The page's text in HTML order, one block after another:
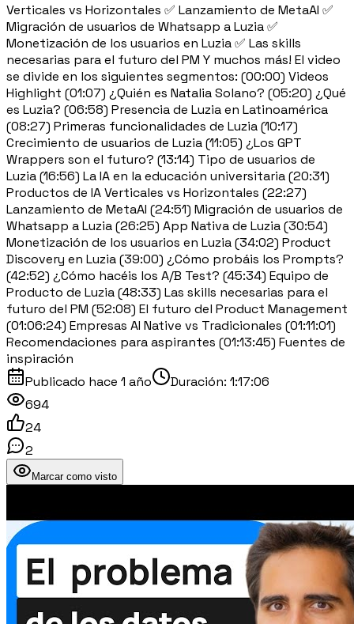
Verticales vs Horizontales ✅ Lanzamiento de MetaAI ✅
Migración de usuarios de Whatsapp a Luzia ✅
Monetización de los usuarios en Luzia ✅ Las skills
necesarias para el futuro del PM Y muchos más! El video
se divide en los siguientes segmentos: (00:00) Videos
Highlight (01:07) ¿Quién es Natalia Solano? (05:20) ¿Qué
es Luzia? (06:58) Presencia de Luzia en Latinoamérica
(08:27) Primeras funcionalidades de Luzia (10:17)
Crecimiento de usuarios de Luzia (11:05) ¿Los GPT
Wrappers son el futuro? (13:14) Tipo de usuarios de
Luzia (16:56) La IA en la educación universitaria (20:31)
Productos de IA Verticales vs Horizontales (22:27)
Lanzamiento de MetaAI (24:51) Migración de usuarios de
Whatsapp a Luzia (26:25) App Nativa de Luzia (30:54)
Monetización de los usuarios en Luzia (34:02) Product
Discovery en Luzia (39:00) ¿Cómo probáis los Prompts?
(42:52) ¿Cómo hacéis los A/B Test? (45:34) Equipo de
Producto de Luzia (48:33) Las skills necesarias para el
futuro del PM (52:08) El futuro del Product Management
(01:06:24) Empresas AI Native vs Tradicionales (01:11:01)
Recomendaciones para aspirantes (01:13:45) Fuentes de
inspiración
Publicado hace 1 año Duración: 1:17:06
694
24
2
Marcar como visto